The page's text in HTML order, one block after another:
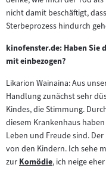
nicht damit beschäftigt,
Sterbeprozess hindurch
kinofenster.de: Haben Sie
mit einbezogen?
Likarion Wainaina: Aus
Handlung zunächst sehr
Kindes, die Stimmung.
diesem Krankenhaus
Leben und Freude sind.
von den Kindern. Ich sehe
zurZum
Komödie, ich neige